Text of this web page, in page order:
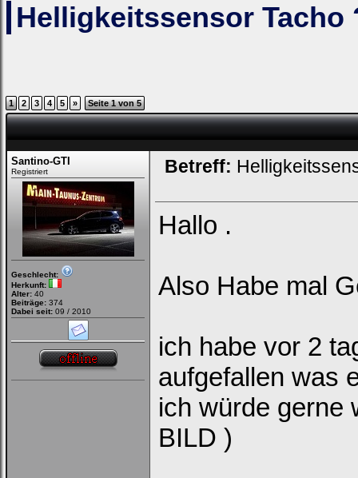
Helligkeitssensor Tacho
1 2 3 4 5 » Seite 1 von 5
Santino-GTI
Registriert
Geschlecht:
Herkunft:
Alter: 40
Beiträge: 374
Dabei seit: 09 / 2010
Betreff:
Hallo .
Also Habe mal
ich habe vor 2
aufgefallen was
ich würde gerne
BILD )